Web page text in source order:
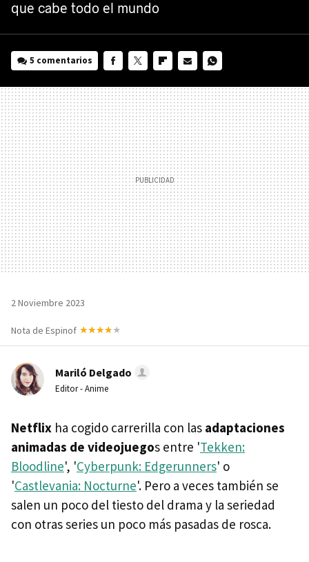
que cabe todo el mundo
5 comentarios
MAIL
2 Noviembre 2023
Nota de Espinof
Mariló Delgado
Editor - Anime
Netflix ha cogido carrerilla con las adaptaciones
animadas de videojuegos entre 'Tekken:
Bloodline', 'Cyberpunk: Edgerunners' o
'Castlevania: Nocturne'. Pero a veces también se
salen un poco del tiesto del drama y la seriedad
con otras series un poco más pasadas de rosca.